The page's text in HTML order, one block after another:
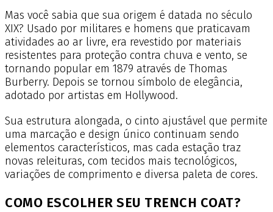
Mas você sabia que sua origem é datada no século
XIX? Usado por militares e homens que praticavam
atividades ao ar livre, era revestido por materiais
resistentes para proteção contra chuva e vento, se
tornando popular em 1879 através de Thomas
Burberry. Depois se tornou símbolo de elegância,
adotado por artistas em Hollywood.
Sua estrutura alongada, o cinto ajustável que permite
uma marcação e design único continuam sendo
elementos característicos, mas cada estação traz
novas releituras, com tecidos mais tecnológicos,
variações de comprimento e diversa paleta de cores.
COMO ESCOLHER SEU TRENCH COAT?